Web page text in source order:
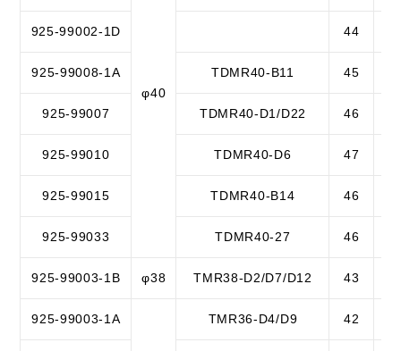
φ40
925-99002-1D 44
925-99008-1A TDMR40-B11 45
925-99007 TDMR40-D1/D22 46
925-99010 TDMR40-D6 47
925-99015 TDMR40-B14 46
925-99033 TDMR40-27 46
925-99003-1B φ38 TMR38-D2/D7/D12 43
925-99003-1A TMR36-D4/D9 42